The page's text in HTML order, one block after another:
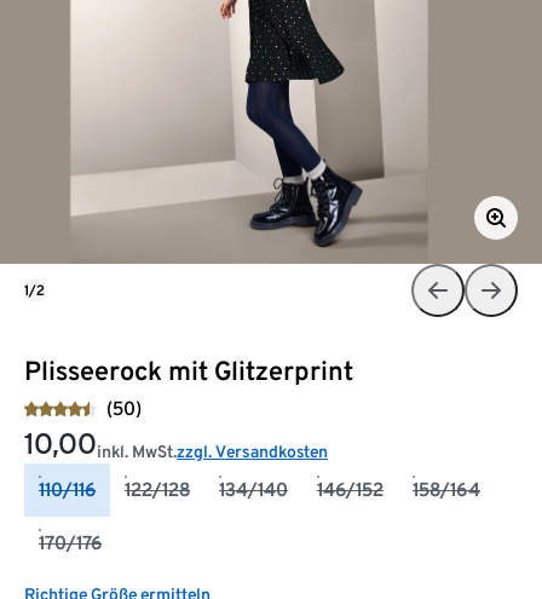
Plisseerock mit Glitzerprint
(50)
10,00inkl. MwSt.zzgl. Versandkosten
110/116 122/128 134/140 146/152 158/164
170/176
Richtige Größe ermitteln
1/2